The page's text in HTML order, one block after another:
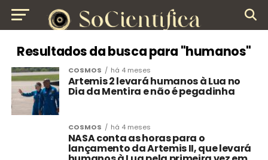
Resultados da busca para "humanos"
COSMOS há 4 meses
Artemis 2 levará humanos à Lua no
Dia da Mentira e não é pegadinha
COSMOS há 4 meses
NASA conta as horas para o
lançamento da Artemis II, que levará